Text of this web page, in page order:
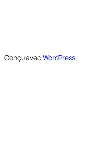
Conçu avec WordPress